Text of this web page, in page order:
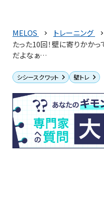
MELOS
トレーニング
たった10回！壁に寄りかかっ
だよなぁ…
シシースクワット 壁トレ